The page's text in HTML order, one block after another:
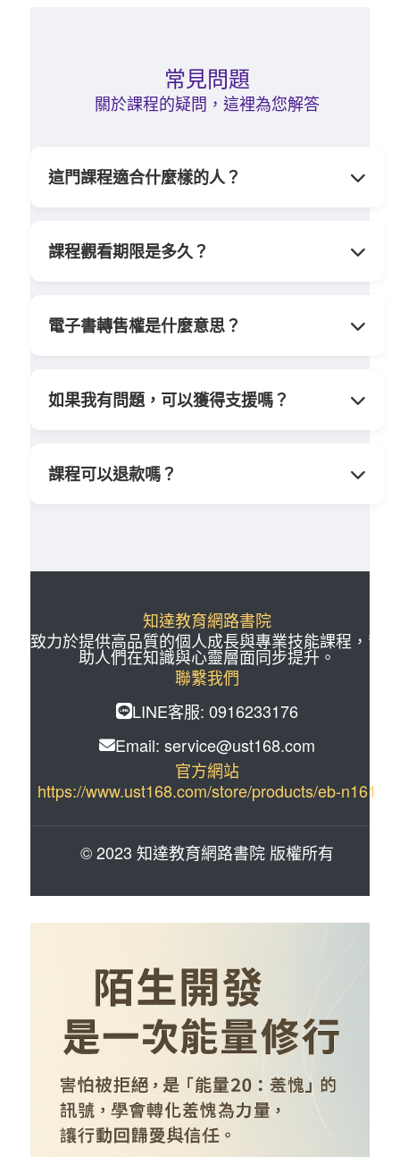
常見問題
關於課程的疑問，這裡為您解答
這門課程適合什麼樣的人？
學感興趣的人。特別是那些經常感到自我懷
課程觀看期限是多久？
照自己的節奏學習，並隨時複習。
電子書轉售權是什麼意思？
其轉售給他人。這意味著您可以通過銷售電
如果我有問題，可以獲得支援嗎？
環節，您可以與講師和其他學員交流，解決
課程可以退款嗎？
求。
知達教育網路書院
致力於提供高品質的個人成長與專業技能課程，幫
助人們在知識與心靈層面同步提升。
聯繫我們
LINE客服: 0916233176
Email: service@ust168.com
官方網站
https://www.ust168.com/store/products/eb-n161
© 2023 知達教育網路書院 版權所有